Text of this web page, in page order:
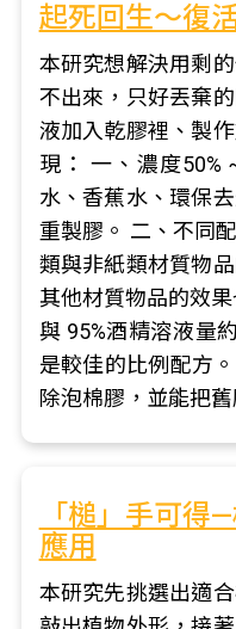
起死回生～復
本研究想解決用剩
不出來，只好丟棄
液加入乾膠裡、製
現： 一、濃度50%
水、香蕉水、環保
重製膠。 二、不同
類與非紙類材質物
其他材質物品的效
與 95%酒精溶液量
是較佳的比例配方
除泡棉膠，並能把
「槌」手可得
應用
本研究先挑選出適